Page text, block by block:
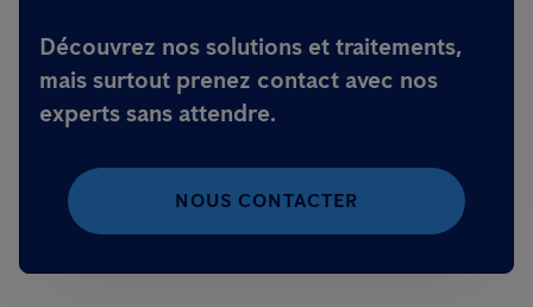
Découvrez nos solutions et traitements,
mais surtout prenez contact avec nos
experts sans attendre.
NOUS CONTACTER